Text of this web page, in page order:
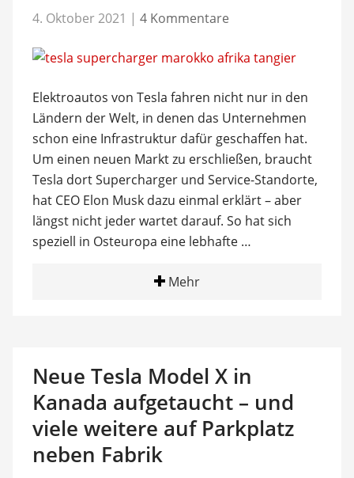
4. Oktober 2021 | 4 Kommentare
Elektroautos von Tesla fahren nicht nur in den
Ländern der Welt, in denen das Unternehmen
schon eine Infrastruktur dafür geschaffen hat.
Um einen neuen Markt zu erschließen, braucht
Tesla dort Supercharger und Service-Standorte,
hat CEO Elon Musk dazu einmal erklärt – aber
längst nicht jeder wartet darauf. So hat sich
speziell in Osteuropa eine lebhafte …
Mehr
Neue Tesla Model X in
Kanada aufgetaucht – und
viele weitere auf Parkplatz
neben Fabrik